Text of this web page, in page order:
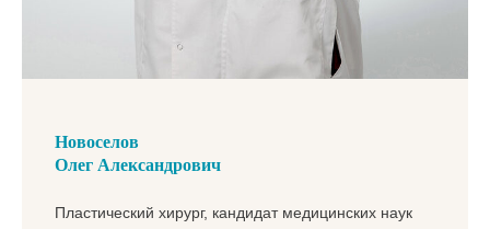
Новоселов
Олег Александрович
Пластический хирург, кандидат медицинских наук